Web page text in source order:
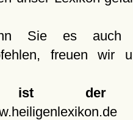
Sie es auch
freuen wir
ist der